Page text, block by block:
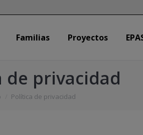
Familias Proyectos
de privacidad
aquí:Política de privacidad
Familias Proyectos